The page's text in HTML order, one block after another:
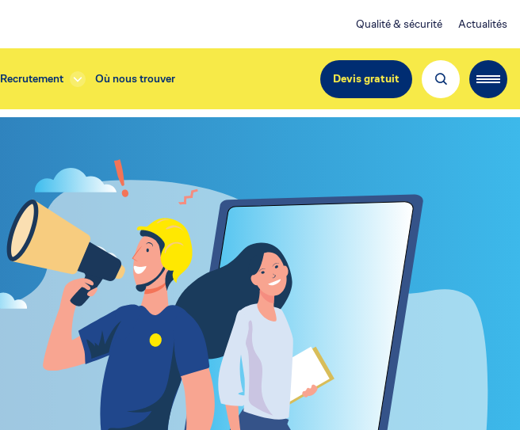
Qualité & sécurité Actualités
Société du Groupe
Cotée en bourse à Milan et Paris
Capital Social 550 509 Euros
Siège Social:
102 Avenue des Champs-Elysées
75008 – Paris
Recrutement Où nous trouver Devis gratuit